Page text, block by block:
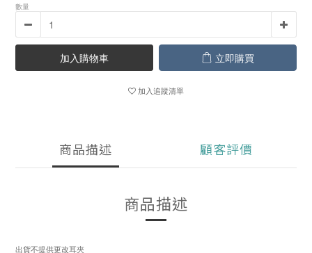
數量
加入購物車 立即購買
加入追蹤清單
商品描述 顧客評價
商品描述
出貨不提供更改耳夾